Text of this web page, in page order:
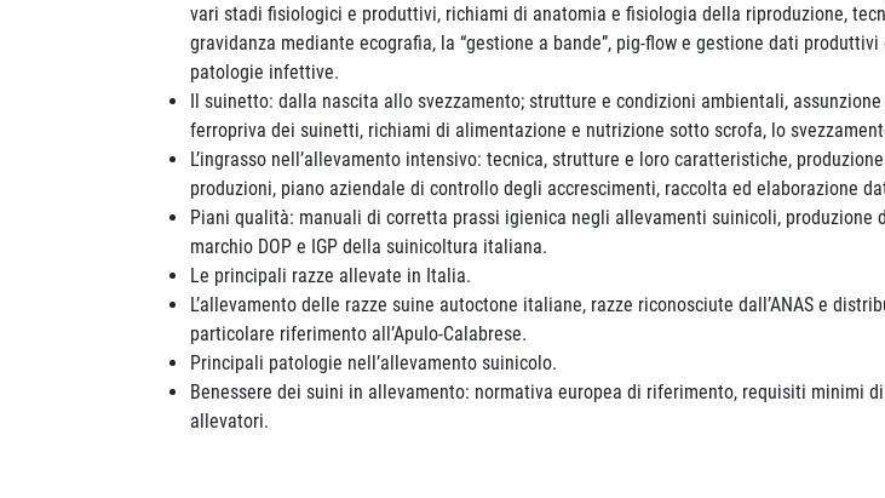
vari stadi fisiologici e produttivi, richiami di anatomia e fisiologia della riproduzione,
gravidanza mediante ecografia, la “gestione a bande”, pig-flow e gestione dati
patologie infettive.
Il suinetto: dalla nascita allo svezzamento; strutture e condizioni ambientali,
ferropriva dei suinetti, richiami di alimentazione e nutrizione sotto scrofa, lo
L’ingrasso nell’allevamento intensivo: tecnica, strutture e loro caratteristiche,
produzioni, piano aziendale di controllo degli accrescimenti, raccolta ed elaborazione
Piani qualità: manuali di corretta prassi igienica negli allevamenti suinicoli,
marchio DOP e IGP della suinicoltura italiana.
Le principali razze allevate in Italia.
L’allevamento delle razze suine autoctone italiane, razze riconosciute dall’ANAS e
particolare riferimento all’Apulo-Calabrese.
Principali patologie nell’allevamento suinicolo.
Benessere dei suini in allevamento: normativa europea di riferimento, requisiti minimi
allevatori.